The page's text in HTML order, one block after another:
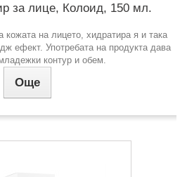
за лице, Колоид, 150 мл.
кожата на лицето, хидратира я и така
ефект. Употребата на продукта дава
контур и обем.
Още